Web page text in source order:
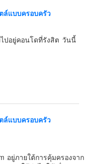
ล์แบบครอบครัว
ปอยู่คอนโดที่รังสิต วันนี้
ล์แบบครอบครัว
เสื้อผ้าเด็ก
อยู่ภายใต้การคุ้มครองจาก